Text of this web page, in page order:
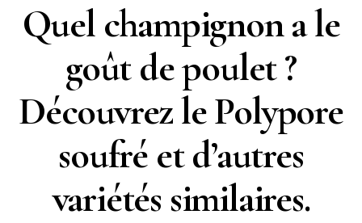
Quel champignon a le
goût de poulet ?
Découvrez le Polypore
soufré et d’autres
variétés similaires.